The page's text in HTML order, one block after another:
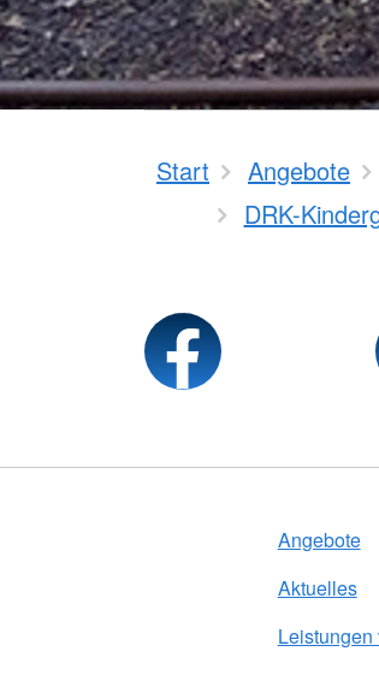
Start Angebote
DRK-
Angebote
Aktuelles
Leistungen